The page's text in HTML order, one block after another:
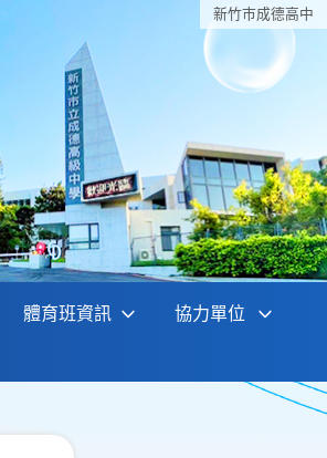
新竹巿成德高中
體育班資訊 協力單位